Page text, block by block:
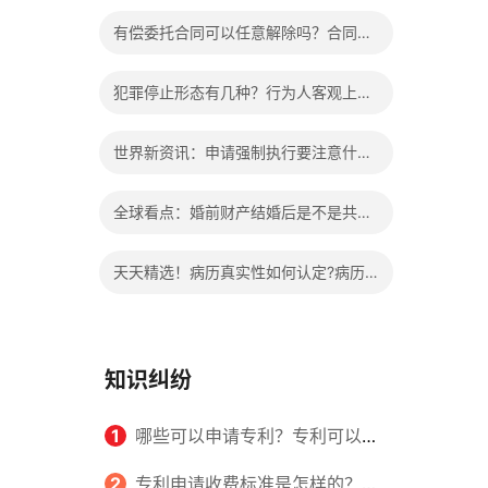
有偿委托合同可以任意解除吗？合同无
犯罪停止形态有几种？行为人客观上实
世界新资讯：申请强制执行要注意什么
全球看点：婚前财产结婚后是不是共同
天天精选！病历真实性如何认定?病历
知识纠纷
1 哪些可以申请专利？专利可以同
时多个人一起申请吗？
2 专利申请收费标准是怎样的？申